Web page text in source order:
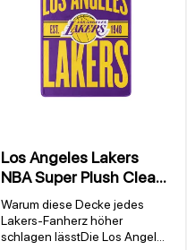
Los Angeles Lakers
NBA Super Plush Clear
Out Decke
Warum diese Decke jedes
Lakers-Fanherz höher
schlagen lässtDie Los Angeles